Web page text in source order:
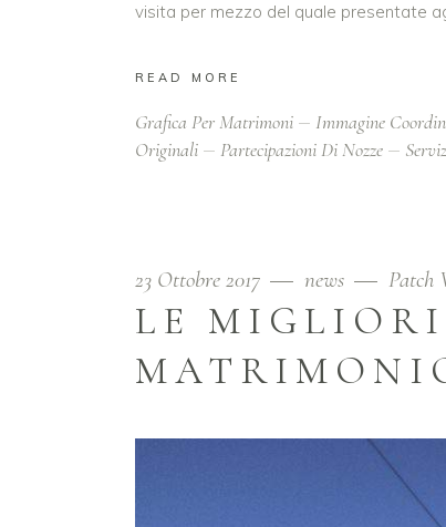
visita per mezzo del quale presentate
READ MORE
Grafica Per Matrimoni Immagine
Originali
Partecipazioni Di Nozze
23 Ottobre 2017 news Patch
LE